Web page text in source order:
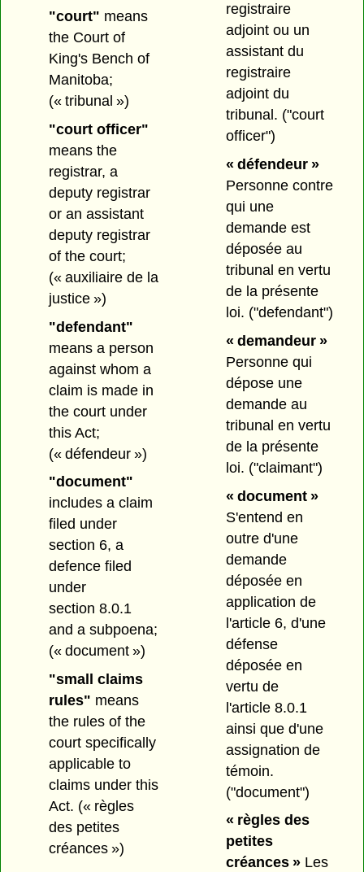
"court" means
the Court of
King's Bench of
Manitoba;
(« tribunal »)
"court officer"
means the
registrar, a
deputy registrar
or an assistant
deputy registrar
of the court;
(« auxiliaire de la
justice »)
"defendant"
means a person
against whom a
claim is made in
the court under
this Act;
(« défendeur »)
"document"
includes a claim
filed under
section 6, a
defence filed
under
section 8.0.1
and a subpoena;
(« document »)
"small claims
rules" means
the rules of the
court specifically
applicable to
claims under this
Act. (« règles
des petites
créances »)
registraire
adjoint ou un
assistant du
registraire
adjoint du
tribunal. ("court
officer")
« défendeur »
Personne contre
qui une
demande est
déposée au
tribunal en vertu
de la présente
loi. ("defendant")
« demandeur »
Personne qui
dépose une
demande au
tribunal en vertu
de la présente
loi. ("claimant")
« document »
S'entend en
outre d'une
demande
déposée en
application de
l'article 6, d'une
défense
déposée en
vertu de
l'article 8.0.1
ainsi que d'une
assignation de
témoin.
("document")
« règles des
petites
créances »Les